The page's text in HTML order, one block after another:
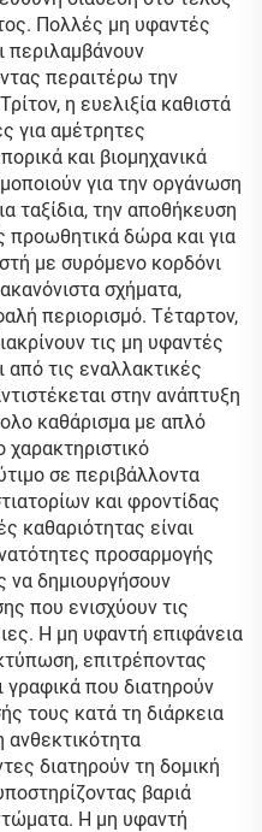
Πολλές μη υφαντές
περιλαμβάνουν
περαιτέρω την
η ευελιξία καθιστά
για αμέτρητες
και βιομηχανικά
για την οργάνωση
ταξίδια, την αποθήκευση
προωθητικά δώρα και για
με συρόμενο κορδόνι
σχήματα,
περιορισμό. Τέταρτον,
τις μη υφαντές
τις εναλλακτικές
στην ανάπτυξη
καθάρισμα με απλό
σε περιβάλλοντα
και φροντίδας
καθαριότητας είναι
προσαρμογής
να δημιουργήσουν
που ενισχύουν τις
Η μη υφαντή επιφάνεια
επιτρέποντας
γραφικά που διατηρούν
τους κατά τη διάρκεια
ανθεκτικότητα
διατηρούν τη δομική
βαριά
Η μη υφαντή